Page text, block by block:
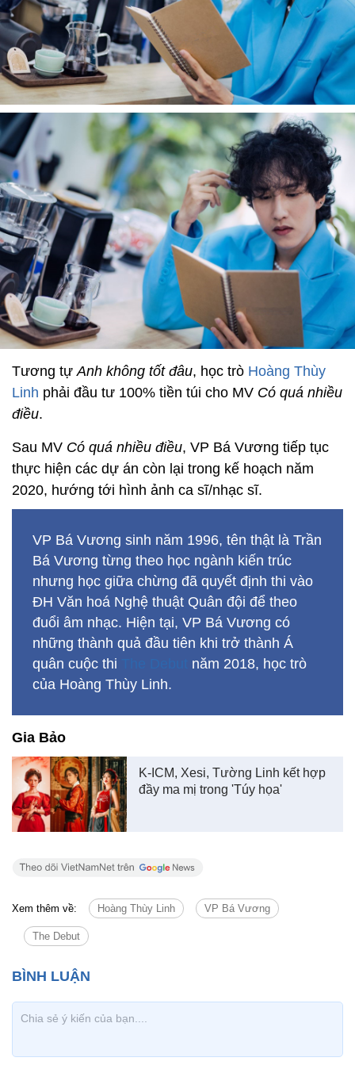
Tương tựAnh không tốt đâu, học trò Hoàng Thùy
Linh phải đầu tư 100% tiền túi cho MV Có quá nhiều
điều.
Sau MV Có quá nhiều điều, VP Bá Vương tiếp tục
thực hiện các dự án còn lại trong kế hoạch năm
2020, hướng tới hình ảnh ca sĩ/nhạc sĩ.
VP Bá Vương sinh năm 1996, tên thật là Trần
Bá Vương từng theo học ngành kiến trúc
nhưng học giữa chừng đã quyết định thi vào
ĐH Văn hoá Nghệ thuật Quân đội để theo
đuổi âm nhạc. Hiện tại, VP Bá Vương có
những thành quả đầu tiên khi trở thành Á
quân cuộc thi
năm 2018, học trò
của Hoàng Thùy Linh.
Gia Bảo
K-ICM, Xesi, Tường Linh kết hợp
đầy ma mị trong 'Túy họa'
Xem thêm về: Hoàng Thùy Linh VP Bá Vương
The Debut